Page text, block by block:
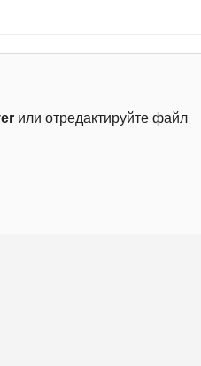
или отредактируйте файл